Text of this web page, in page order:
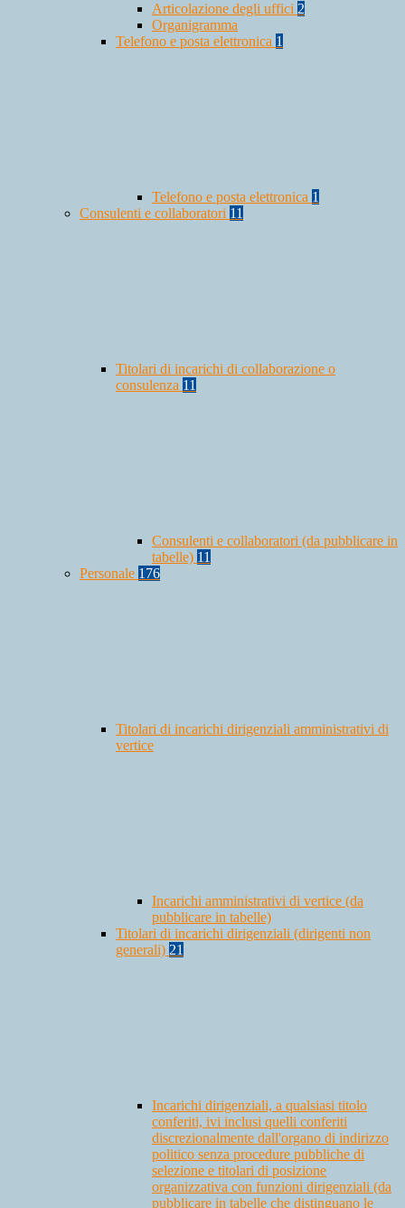
Articolazione degli uffici 2
Organigramma
Telefono e posta elettronica 1
Telefono e posta elettronica 1
Consulenti e collaboratori 11
Titolari di incarichi di collaborazione o
consulenza 11
Consulenti e collaboratori (da pubblicare in
tabelle) 11
Personale 176
Titolari di incarichi dirigenziali amministrativi di
vertice
Incarichi amministrativi di vertice (da
pubblicare in tabelle)
Titolari di incarichi dirigenziali (dirigenti non
generali) 21
Incarichi dirigenziali, a qualsiasi titolo
conferiti, ivi inclusi quelli conferiti
discrezionalmente dall'organo di indirizzo
politico senza procedure pubbliche di
selezione e titolari di posizione
organizzativa con funzioni dirigenziali (da
pubblicare in tabelle che distinguano le